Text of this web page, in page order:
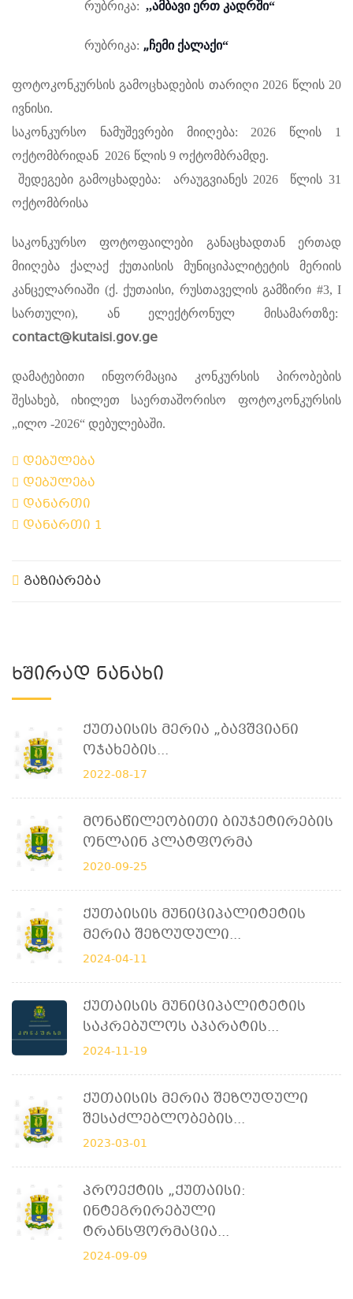
რუბრიკა: ,,ამბავი ერთ კადრში“
რუბრიკა: „ჩემი ქალაქი“
ფოტოკონკურსის გამოცხადების თარიღი 2026 წლის 20
ივნისი.
საკონკურსო ნამუშევრები მიიღება: 2026 წლის 1
ოქტომბრიდან 2026 წლის 9 ოქტომბრამდე.
შედეგები გამოცხადება: არაუგვიანეს 2026 წლის 31
ოქტომბრისა
საკონკურსო ფოტოფაილები განაცხადთან ერთად
მიიღება ქალაქ ქუთაისის მუნიციპალიტეტის მერიის
კანცელარიაში (ქ. ქუთაისი, რუსთაველის გამზირი #3, I
სართული), ან ელექტრონულ მისამართზე:
contact@kutaisi.gov.ge
დამატებითი ინფორმაცია კონკურსის პირობების
შესახებ, იხილეთ საერთაშორისო ფოტოკონკურსის
„ილო -2026“ დებულებაში.
დებულება
დებულება
დანართი
დანართი 1
გაზიარება
Ხშირად Ნანახი
Ქუთაისის Მერია „ბავშვიანი
Ოჯახების...
2022-08-17
Მონაწილეობითი Ბიუჯეტირების
Ონლაინ Პლატფორმა
2020-09-25
Ქუთაისის Მუნიციპალიტეტის
Მერია Შეზღუდული...
2024-04-11
Ქუთაისის Მუნიციპალიტეტის
Საკრებულოს Აპარატის...
2024-11-19
Ქუთაისის Მერია Შეზღუდული
Შესაძლებლობების...
2023-03-01
Პროექტის „ქუთაისი:
Ინტეგრირებული
Ტრანსფორმაცია...
2024-09-09